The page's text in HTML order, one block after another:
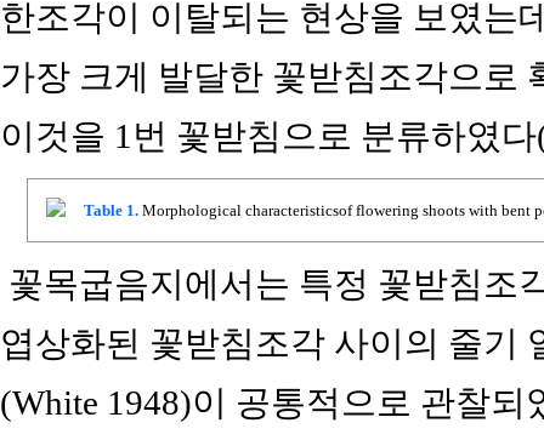
한조각이 이탈되는 현상을 보였는
가장 크게 발달한 꽃받침조각으로
이것을 1번 꽃받침으로 분류하였다
Table 1. Morphological characteristicsof flowering shoots with bent
꽃목굽음지에서는 특정 꽃받침조
엽상화된 꽃받침조각 사이의 줄기
(White 1948)이 공통적으로 관찰되